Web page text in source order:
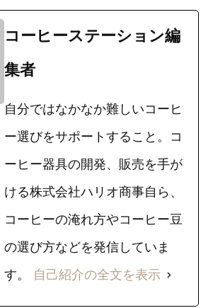
コーヒーステーション編
集者
自分ではなかなか難しいコーヒ
ー選びをサポートすること。コ
ーヒー器具の開発、販売を手が
ける株式会社ハリオ商事自ら、
コーヒーの淹れ方やコーヒー豆
の選び方などを発信していま
す。 自己紹介の全文を表示